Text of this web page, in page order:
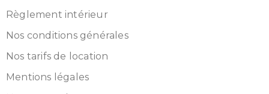
Règlement intérieur
Nos conditions générales
Nos tarifs de location
Mentions légales